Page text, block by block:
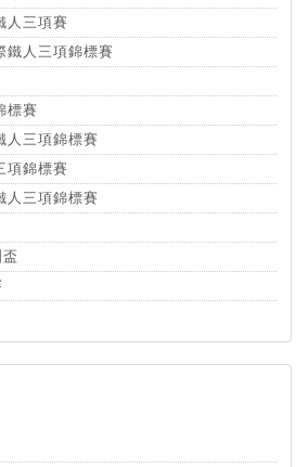
人三項賽
鐵人三項錦標賽
標賽
人三項錦標賽
項錦標賽
人三項錦標賽